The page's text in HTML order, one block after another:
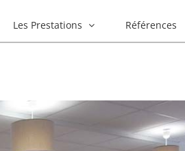
Les Prestations Références